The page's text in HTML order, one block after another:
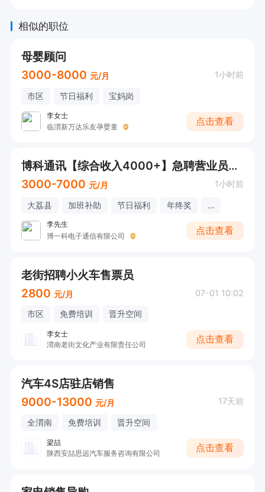
相似的职位
母婴顾问
3000-8000 元/月 1小时前
市区 节日福利 宝妈岗
李女士
临渭新万达乐友孕婴童
点击查看
博科通讯【综合收入4000+】急聘营业员销售
3000-7000 元/月 1小时前
大荔县 加班补助 节日福利 年终奖 ...
李先生
博一科电子通信有限公司
点击查看
老街招聘小火车售票员
2800 元/月 07-01 10:02
市区 免费培训 晋升空间
李女士
渭南老街文化产业有限责任公司
点击查看
汽车4S店驻店销售
9000-13000 元/月 17天前
全渭南 免费培训 晋升空间
梁喆
陕西安喆思远汽车服务咨询有限公司
点击查看